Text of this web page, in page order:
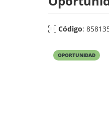
Código:
OPORTUNIDAD